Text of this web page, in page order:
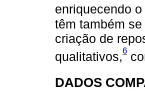
enriquecendo
têm também
criação de
qualitativos,6
DADOS